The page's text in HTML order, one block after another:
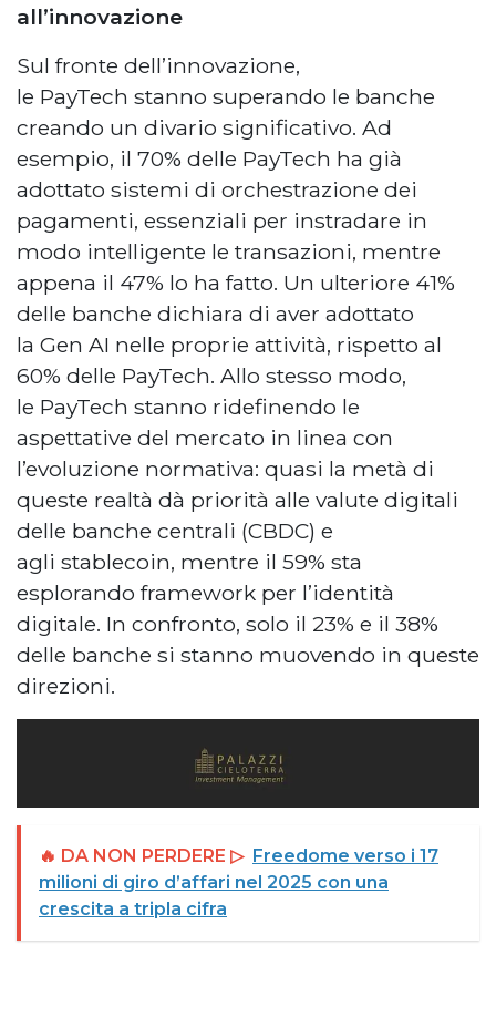
all’innovazione
Sul fronte dell’innovazione,
le PayTech stanno superando le banche
creando un divario significativo. Ad
esempio, il 70% delle PayTech ha già
adottato sistemi di orchestrazione dei
pagamenti, essenziali per instradare in
modo intelligente le transazioni, mentre
appena il 47% lo ha fatto. Un ulteriore 41%
delle banche dichiara di aver adottato
la Gen AI nelle proprie attività, rispetto al
60% delle PayTech. Allo stesso modo,
le PayTech stanno ridefinendo le
aspettative del mercato in linea con
l’evoluzione normativa: quasi la metà di
queste realtà dà priorità alle valute digitali
delle banche centrali (CBDC) e
agli stablecoin, mentre il 59% sta
esplorando framework per l’identità
digitale. In confronto, solo il 23% e il 38%
delle banche si stanno muovendo in queste
direzioni.
🔥 DA NON PERDERE ▷ Freedome verso i 17
milioni di giro d’affari nel 2025 con una
crescita a tripla cifra